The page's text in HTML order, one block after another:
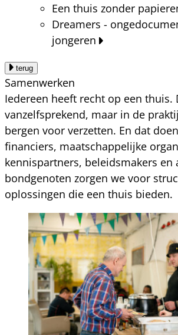
Een thuis zonder
Dreamers -
jongeren
terug
Samenwerken
Iedereen heeft recht op een thuis.
vanzelfsprekend, maar in de
bergen voor verzetten. En dat
financiers, maatschappelijke
kennispartners, beleidsmakers en
bondgenoten zorgen we voor
oplossingen die een thuis bieden.